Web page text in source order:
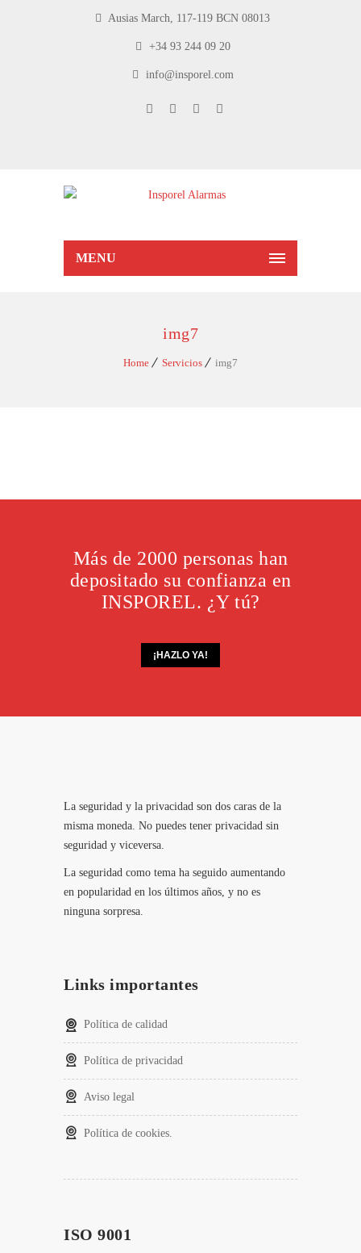
Ausias March, 117-119 BCN 08013
+34 93 244 09 20
info@insporel.com
MENU
img7
Home Servicios img7
Más de 2000 personas han
depositado su confianza en
INSPOREL. ¿Y tú?
¡HAZLO YA!
La seguridad y la privacidad son dos caras de la
misma moneda. No puedes tener privacidad sin
seguridad y viceversa.
La seguridad como tema ha seguido aumentando
en popularidad en los últimos años, y no es
ninguna sorpresa.
Links importantes
Política de calidad
Política de privacidad
Aviso legal
Política de cookies.
ISO 9001